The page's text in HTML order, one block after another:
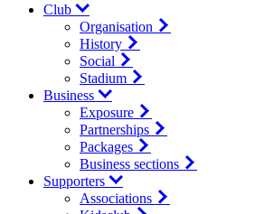
Club
Organisation
History
Social
Stadium
Business
Exposure
Partnerships
Packages
Business sections
Supporters
Associations